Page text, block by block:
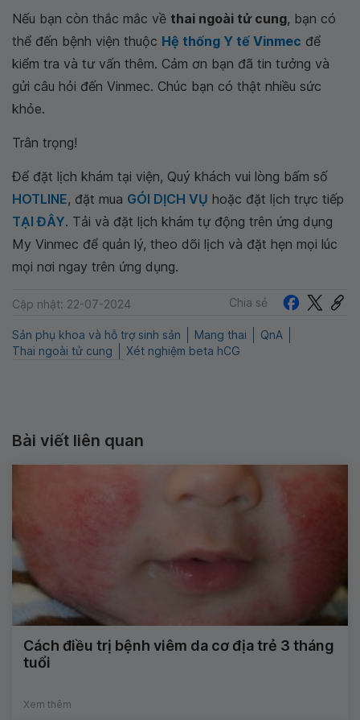
Nếu bạn còn thắc mắc về thai ngoài tử cung, bạn có
thể đến bệnh viện thuộc Hệ thống Y tế Vinmec để
kiểm tra và tư vấn thêm. Cảm ơn bạn đã tin tưởng và
gửi câu hỏi đến Vinmec. Chúc bạn có thật nhiều sức
khỏe.
Trân trọng!
Để đặt lịch khám tại viện, Quý khách vui lòng bấm số
HOTLINE, đặt mua GÓI DỊCH VỤ hoặc đặt lịch trực tiếp
TẠI ĐÂY. Tải và đặt lịch khám tự động trên ứng dụng
My Vinmec để quản lý, theo dõi lịch và đặt hẹn mọi lúc
mọi nơi ngay trên ứng dụng.
Cập nhật: 22-07-2024 Chia sẻ
Sản phụ khoa và hỗ trợ sinh sản Mang thai
QnA
Thai ngoài tử cung
Xét nghiệm beta hCG
Bài viết liên quan
Cách điều trị bệnh viêm da cơ địa trẻ 3 tháng
tuổi
Xem thêm